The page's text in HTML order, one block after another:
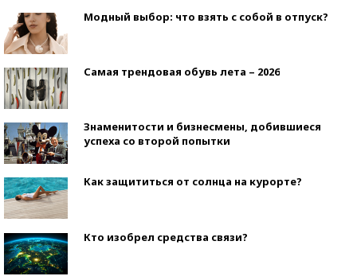
Модный выбор: что взять с собой в отпуск?
Самая трендовая обувь лета – 2026
Знаменитости и бизнесмены, добившиеся
успеха со второй попытки
Как защититься от солнца на курорте?
Кто изобрел средства связи?